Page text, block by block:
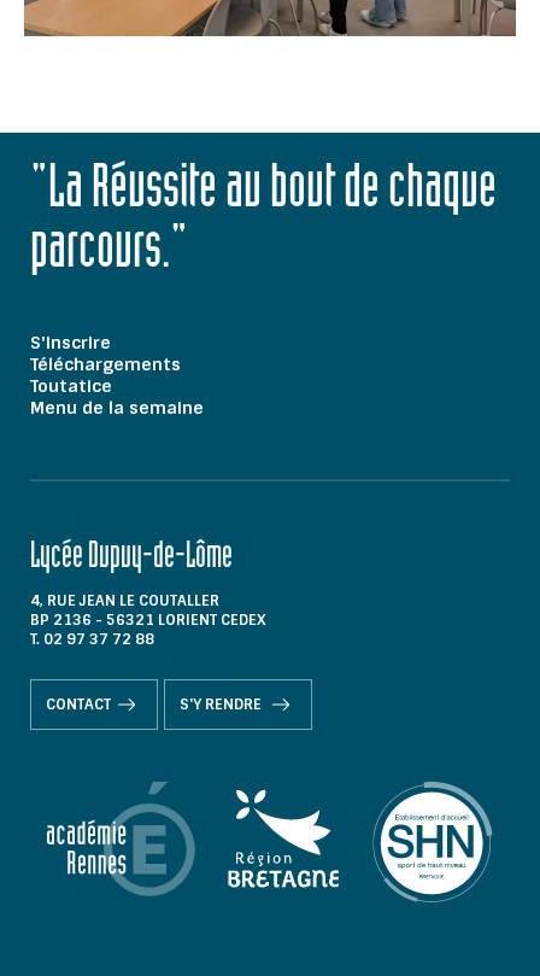
"La Réussite au bout de chaque
parcours."
S'inscrire
Téléchargements
Toutatice
Menu de la semaine
Lycée Dupuy-de-Lôme
4, RUE JEAN LE COUTALLER
BP 2136 - 56321 LORIENT CEDEX
T. 02 97 37 72 88
CONTACT S'Y RENDRE